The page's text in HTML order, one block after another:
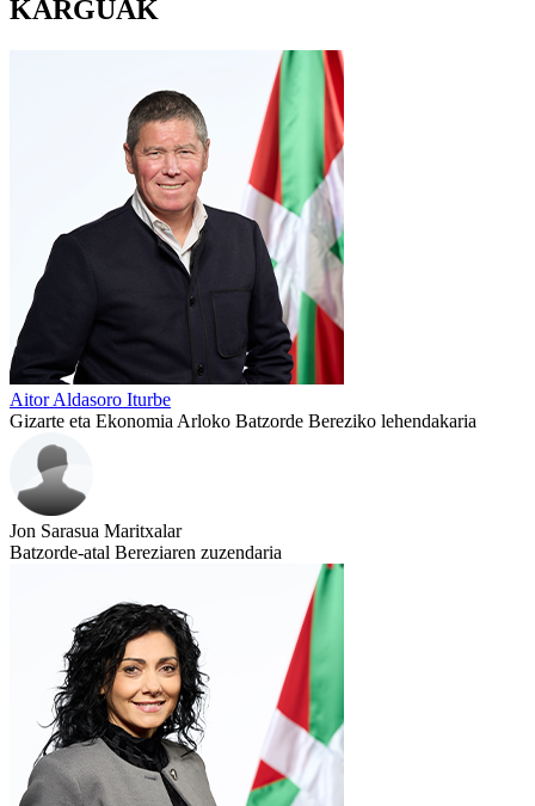
KARGUAK
Aitor Aldasoro Iturbe
Gizarte eta Ekonomia Arloko Batzorde Bereziko lehendakaria
Jon Sarasua Maritxalar
Batzorde-atal Bereziaren zuzendaria